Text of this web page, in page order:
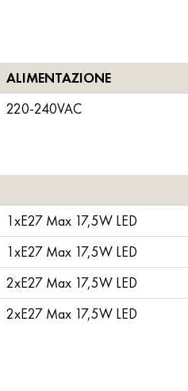
1xE27 Max 17,5W LED
1xE27 Max 17,5W LED
2xE27 Max 17,5W LED
2xE27 Max 17,5W LED
ALIMENTAZIONE
220-240VAC